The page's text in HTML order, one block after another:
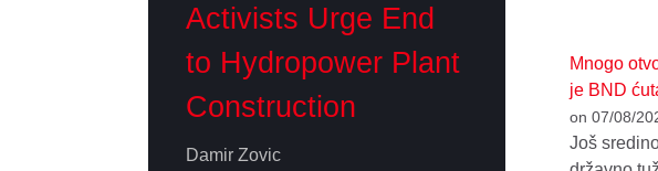
Activists Urge End
to Hydropower Plant
Construction
Damir Zovic
Mnogo
je BND
on 07/08/
Još